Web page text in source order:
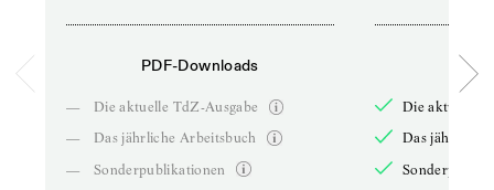
PDF-Downloads
—
Die aktuelle TdZ-Ausgabe
—
Das jährliche Arbeitsbuch
—
Sonderpublikationen
Die aktuelle
Das jährliche